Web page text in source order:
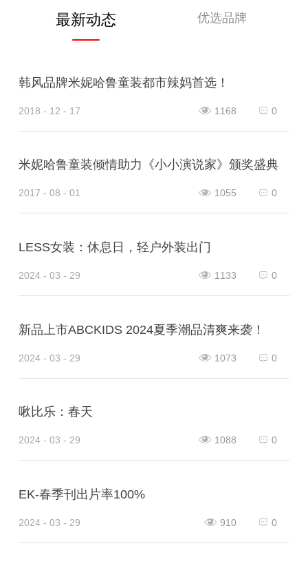
最新动态 优选品牌
韩风品牌米妮哈鲁童装都市辣妈首选！
2018 - 12 - 17 0
1168
米妮哈鲁童装倾情助力《小小演说家》颁奖盛典
2017 - 08 - 01 0
1055
LESS女装：休息日，轻户外装出门
2024 - 03 - 29 0
1133
新品上市ABCKIDS 2024夏季潮品清爽来袭！
2024 - 03 - 29 0
1073
啾比乐：春天
2024 - 03 - 29 0
1088
EK-春季刊出片率100%
2024 - 03 - 29 0
910